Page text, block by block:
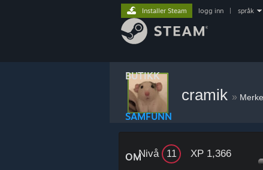
BUTIKK
SAMFUNN
OM
Installer Steam logg inn språk
cramik »
Nivå 11 XP 1,366